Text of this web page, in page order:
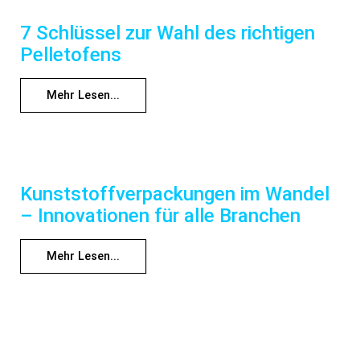
7 Schlüssel zur Wahl des richtigen
Pelletofens
Mehr Lesen...
Kunststoffverpackungen im Wandel
– Innovationen für alle Branchen
Mehr Lesen...